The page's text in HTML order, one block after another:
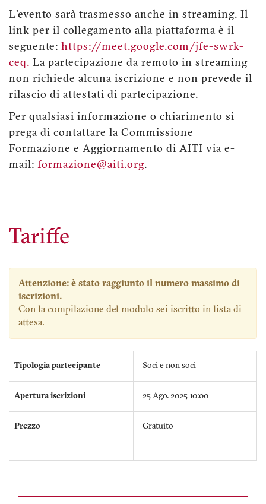
L'evento sarà trasmesso anche in streaming. Il
link per il collegamento alla piattaforma è il
seguente: https://meet.google.com/jfe-swrk-
ceq. La partecipazione da remoto in streaming
non richiede alcuna iscrizione e non prevede il
rilascio di attestati di partecipazione.
Per qualsiasi informazione o chiarimento si
prega di contattare la Commissione
Formazione e Aggiornamento di AITI via e-
mail: formazione@aiti.org.
Tariffe
Attenzione: è stato raggiunto il numero massimo di
iscrizioni.
Con la compilazione del modulo sei iscritto in lista di
attesa.
Tipologia partecipante
Apertura iscrizioni
Prezzo
Soci e non soci
25 Ago. 2025 10:00
Gratuito